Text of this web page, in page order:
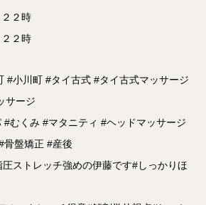
２時
２時
#小川町 #タイ古式 #タイ古式マッサージ
サージ
むくみ #マタニティ #ヘッドマッサージ
骨盤矯正 #産後
ストレッチ強めの伊藤です#しっかりほ